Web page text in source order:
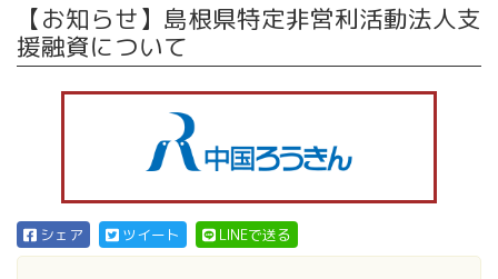
【お知らせ】島根県特定非営利活動法人支
援融資について
シェア ツイート LINEで送る